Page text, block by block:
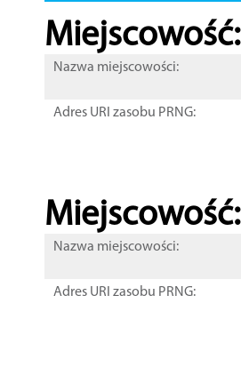
Miejscowość:
Nazwa miejscowości:
Adres URI zasobu PRNG:
Miejscowość:
Nazwa miejscowości:
Adres URI zasobu PRNG: